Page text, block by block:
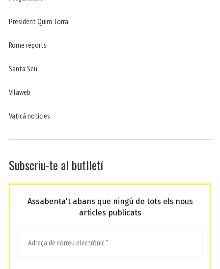
President Quim Torra
Rome reports
Santa Seu
Vilaweb
Vaticá noticies
Subscriu-te al butlletí
Assabenta't abans que ningú de tots els nous
articles publicats